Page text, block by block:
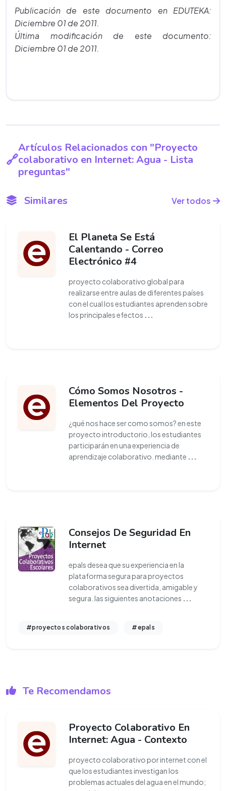
Publicación de este documento en EDUTEKA:
Diciembre 01 de 2011.
Última modificación de este documento:
Diciembre 01 de 2011.
Artículos Relacionados con "Proyecto
colaborativo en Internet: Agua - Lista
preguntas"
Similares Ver todos
El Planeta Se Está
Calentando - Correo
Electrónico #4
proyecto colaborativo global para
realizarse entre aulas de diferentes países
con el cual los estudiantes aprenden sobre
los principales efectos ...
Cómo Somos Nosotros -
Elementos Del Proyecto
¿qué nos hace ser como somos? en este
proyecto introductorio, los estudiantes
participarán en una experiencia de
aprendizaje colaborativo. mediante ...
Consejos De Seguridad En
Internet
epals desea que su experiencia en la
plataforma segura para proyectos
colaborativos sea divertida, amigable y
segura. las siguientes anotaciones ...
#proyectos colaborativos #epals
Te Recomendamos
Proyecto Colaborativo En
Internet: Agua - Contexto
proyecto colaborativo por internet con el
que los estudiantes investigan los
problemas actuales del agua en el mundo;